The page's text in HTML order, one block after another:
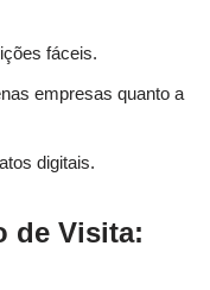
fáceis.
empresas quanto a
digitais.
de Visita: